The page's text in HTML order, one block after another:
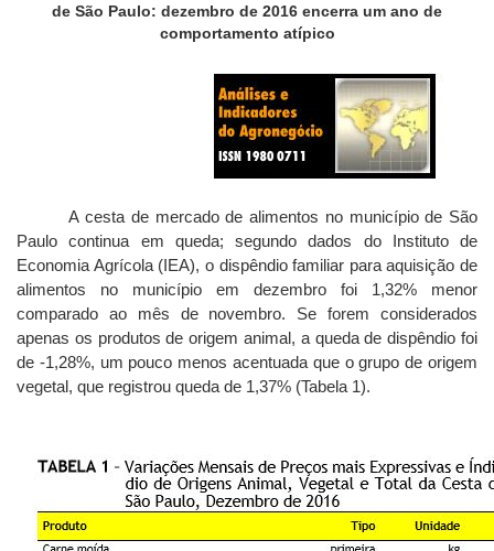
de São Paulo: dezembro de 2016 encerra um ano de
comportamento atípico
A cesta de mercado de alimentos no município de São
Paulo continua em queda; segundo dados do Instituto de
Economia Agrícola (IEA), o dispêndio familiar para aquisição de
alimentos no município em dezembro foi 1,32% menor
comparado ao mês de novembro. Se forem considerados
apenas os produtos de origem animal, a queda de dispêndio foi
de -1,28%, um pouco menos acentuada que o grupo de origem
vegetal, que registrou queda de 1,37% (Tabela 1).